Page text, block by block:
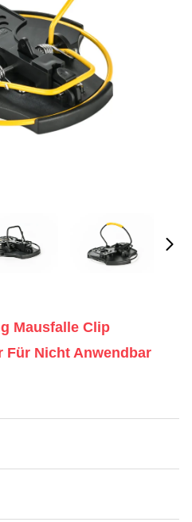
Mausfalle Clip
Für Nicht Anwendbar